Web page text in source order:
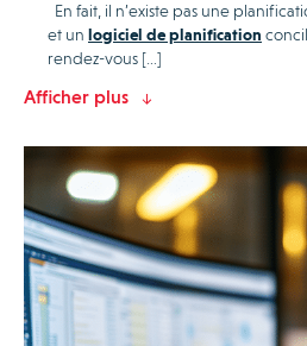
En fait, il n’existe pas une
et un logiciel de planification
rendez-vous […]
Afficher plus